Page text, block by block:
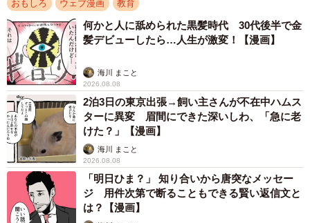
おもしろ ウェブ漫画 教育
何かと人に舐められた黒髪時代 30代後半で金
髪デビューしたら…人生が激変！【漫画】
海川 まこと
2026.08.08
2泊3日の東京出張→飼い主さんが不在中ハムス
ターに異変 眉間にできた深いしわ、「急に老
けた？」【漫画】
海川 まこと
2026.08.08
「明日ひま？」 知り合いから唐突なメッセー
ジ 用件次第で断ることもできる賢い返信文と
は？【漫画】